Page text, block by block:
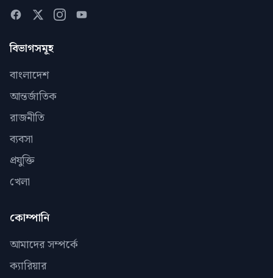
বিভাগসমূহ
বাংলাদেশ
আন্তর্জাতিক
রাজনীতি
ব্যবসা
প্রযুক্তি
খেলা
কোম্পানি
আমাদের সম্পর্কে
ক্যারিয়ার